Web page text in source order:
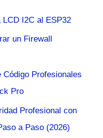
I2C al ESP32
un Firewall
Profesionales
Pro
Profesional con
a Paso (2026)